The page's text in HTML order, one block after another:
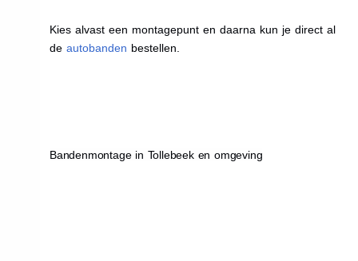
Kies alvast een montagepunt en daarna kun je direct al
de autobanden bestellen.
Bandenmontage in Tollebeek en omgeving